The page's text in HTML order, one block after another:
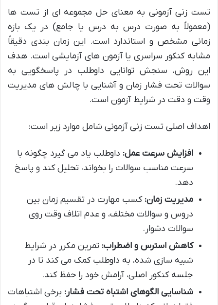
تست زنی آزمونی به معنای حل مجموعه ای از تست ها
(معمولاً به صورت درس به درس یا جامع) در یک بازه
زمانی مشخص و استاندارد است. این زمان بندی دقیقاً
مشابه کنکور سراسری یا آزمون های آزمایشی است. هدف
این روش، سنجش توانایی داوطلب در پاسخگویی به
سوالات تحت فشار زمان و آشنایی با چالش های مدیریت
وقت و دقت در شرایط آزمون است.
اهداف اصلی تست زنی آزمونی شامل موارد زیر است:
افزایش سرعت عمل: داوطلب یاد می گیرد چگونه با
سرعت مناسب سوالات را بخواند، تحلیل کند و پاسخ
دهد.
مدیریت زمان: کسب مهارت در تقسیم زمان بین
دروس و سوالات مختلف، و عدم اتلاف وقت روی
سوالات دشوار.
کاهش استرس و اضطراب: تمرین مکرر در شرایط
شبیه سازی شده، به داوطلب کمک می کند تا در
جلسه کنکور اصلی، آرامش خود را حفظ کند.
شناسایی الگوهای اشتباه تحت فشار: برخی اشتباهات